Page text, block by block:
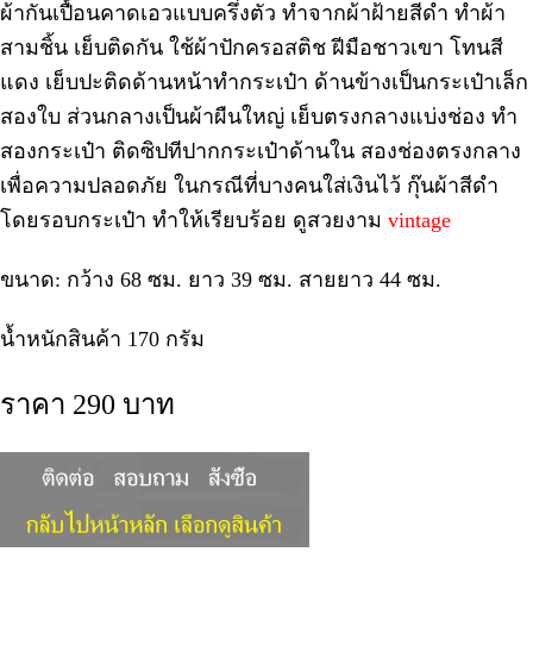
ผ้ากันเปื้อนคาดเอวแบบครึ่งตัว ทำจากผ้าฝ้ายสีดำ ทำผ้า
สามชิ้น เย็บติดกัน ใช้ผ้าปักครอสติช ฝีมือชาวเขา โทนสี
แดง เย็บปะติดด้านหน้าทำกระเป๋า ด้านข้างเป็นกระเป๋าเล็ก
สองใบ ส่วนกลางเป็นผ้าผืนใหญ่ เย็บตรงกลางแบ่งช่อง ทำ
สองกระเป๋า ติดซิปทีปากกระเป๋าด้านใน สองช่องตรงกลาง
เพื่อความปลอดภัย ในกรณีที่บางคนใส่เงินไว้ กุ๊นผ้าสีดำ
โดยรอบกระเป๋า ทำให้เรียบร้อย ดูสวยงาม vintage
ขนาด: กว้าง 68 ซม. ยาว 39 ซม. สายยาว 44 ซม.
น้ำหนักสินค้า 170 กรัม
ราคา 290 บาท